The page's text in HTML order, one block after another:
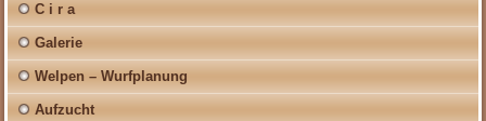
C i r a
Galerie
Welpen – Wurfplanung
Aufzucht